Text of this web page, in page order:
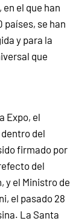
el que han
países, se han
y para la
que
Expo, el
del
firmado por
del
y el Ministro de
el pasado 28
La Santa